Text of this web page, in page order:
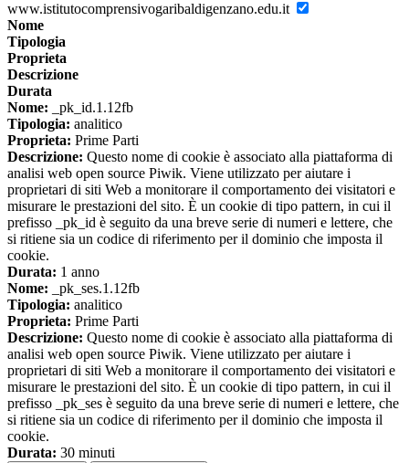
www.istitutocomprensivogaribaldigenzano.edu.it
Nome
Tipologia
Proprieta
Descrizione
Durata
Nome: _pk_id.1.12fb
Tipologia: analitico
Proprieta: Prime Parti
Descrizione: Questo nome di cookie è associato alla piattaforma di
analisi web open source Piwik. Viene utilizzato per aiutare i
proprietari di siti Web a monitorare il comportamento dei visitatori e
misurare le prestazioni del sito. È un cookie di tipo pattern, in cui il
prefisso _pk_id è seguito da una breve serie di numeri e lettere, che
si ritiene sia un codice di riferimento per il dominio che imposta il
cookie.
Durata: 1 anno
Nome: _pk_ses.1.12fb
Tipologia: analitico
Proprieta: Prime Parti
Descrizione: Questo nome di cookie è associato alla piattaforma di
analisi web open source Piwik. Viene utilizzato per aiutare i
proprietari di siti Web a monitorare il comportamento dei visitatori e
misurare le prestazioni del sito. È un cookie di tipo pattern, in cui il
prefisso _pk_ses è seguito da una breve serie di numeri e lettere, che
si ritiene sia un codice di riferimento per il dominio che imposta il
cookie.
Durata: 30 minuti